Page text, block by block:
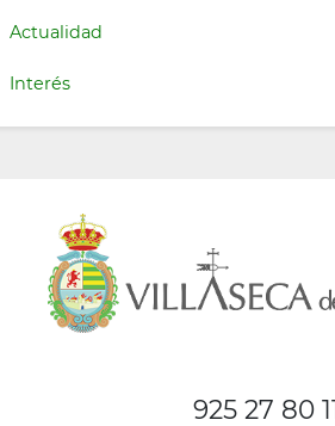
Actualidad
Interés
925 27 80